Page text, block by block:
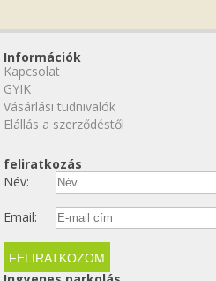
Információk
Kapcsolat
GYIK
Vásárlási tudnivalók
Elállás a szerződéstől
feliratkozás
Név:
Email: